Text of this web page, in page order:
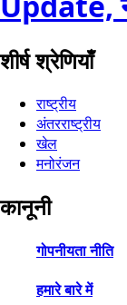
शीर्ष श्रेणियाँ
राष्ट्रीय
अंतरराष्ट्रीय
खेल
मनोरंजन
कानूनी
गोपनीयता नीति
हमारे बारे में